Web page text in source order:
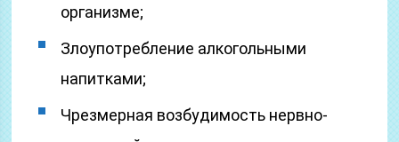
организме;
Злоупотребление алкогольными
напитками;
Чрезмерная возбудимость нервно-